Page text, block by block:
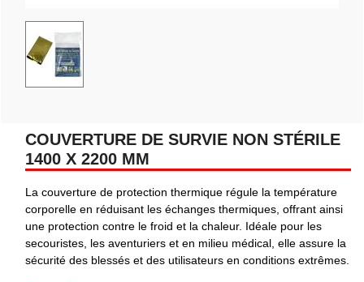
COUVERTURE DE SURVIE NON STÉRILE
1400 X 2200 MM
La couverture de protection thermique régule la température
corporelle en réduisant les échanges thermiques, offrant ainsi
une protection contre le froid et la chaleur. Idéale pour les
secouristes, les aventuriers et en milieu médical, elle assure la
sécurité des blessés et des utilisateurs en conditions extrêmes.